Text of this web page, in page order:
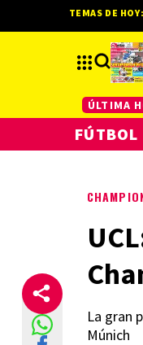
La gran
Múnich
TEMAS DE HOY:
ÚLTIMA
FÚTBOL